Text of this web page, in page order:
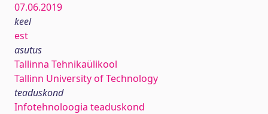
07.06.2019
keel
est
asutus
Tallinna Tehnikaülikool
Tallinn University of Technology
teaduskond
Infotehnoloogia teaduskond